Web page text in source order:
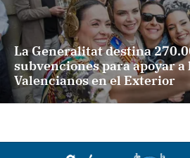
La Generalitat destina
subvenciones para apoyar a
Valencianos en el Exterior